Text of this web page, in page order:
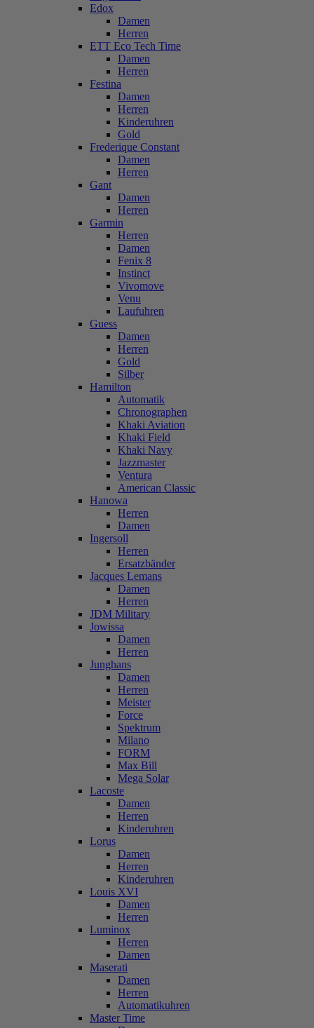
Edox
Damen
Herren
ETT Eco Tech Time
Damen
Herren
Festina
Damen
Herren
Kinderuhren
Gold
Frederique Constant
Damen
Herren
Gant
Damen
Herren
Garmin
Herren
Damen
Fenix 8
Instinct
Vivomove
Venu
Laufuhren
Guess
Damen
Herren
Gold
Silber
Hamilton
Automatik
Chronographen
Khaki Aviation
Khaki Field
Khaki Navy
Jazzmaster
Ventura
American Classic
Hanowa
Herren
Damen
Ingersoll
Herren
Ersatzbänder
Jacques Lemans
Damen
Herren
JDM Military
Jowissa
Damen
Herren
Junghans
Damen
Herren
Meister
Force
Spektrum
Milano
FORM
Max Bill
Mega Solar
Lacoste
Damen
Herren
Kinderuhren
Lorus
Damen
Herren
Kinderuhren
Louis XVI
Damen
Herren
Luminox
Herren
Damen
Maserati
Damen
Herren
Automatikuhren
Master Time